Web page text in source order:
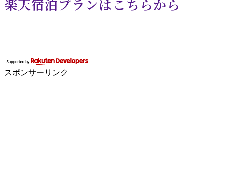
楽天宿泊プランはこちらから
スポンサーリンク